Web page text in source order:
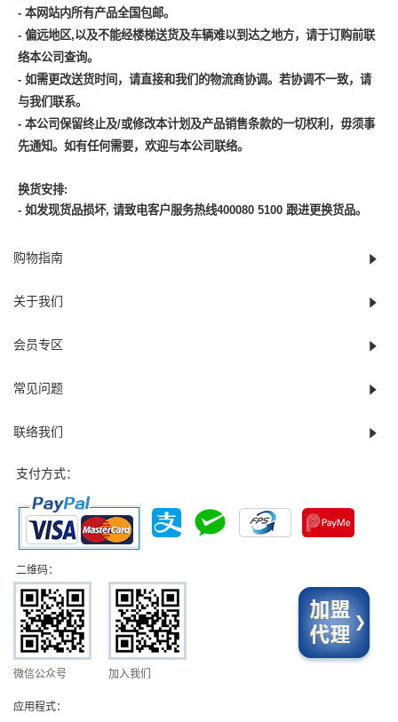
- 本网站内所有产品全国包邮。
- 偏远地区,以及不能经楼梯送货及车辆难以到达之地方，请于订购前联
络本公司查询。
- 如需更改送货时间，请直接和我们的物流商协调。若协调不一致，请
与我们联系。
- 本公司保留终止及/或修改本计划及产品销售条款的一切权利，毋须事
先通知。如有任何需要，欢迎与本公司联络。
换货安排:
- 如发现货品损坏, 请致电客户服务热线400080 5100 跟进更换货品。
购物指南
关于我们
会员专区
常见问题
联络我们
支付方式：
二维码：
微信公众号 加入我们
应用程式：